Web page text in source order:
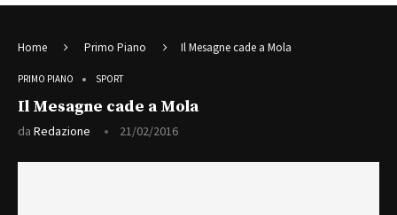
Home Primo Piano Il Mesagne cade a Mola
PRIMO PIANO SPORT
Il Mesagne cade a Mola
da Redazione 21/02/2016